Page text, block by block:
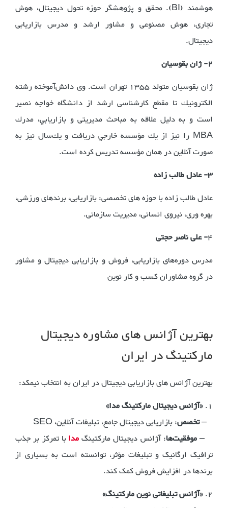
هوشمند (BI). محقق و پژوهشگر حوزه تحول دیجیتال، هوش
تجاری، هوش مصنوعی و مشاور ارشد و مدرس بازاریابی
دیجیتال.
2- ژان بقوسیان
ژان بقوسيان متولد 1355 تهران است. وی دانش‌آموخته رشته
الكترونيك تا مقطع کارشناسی ارشد از دانشگاه خواجه نصير
است و به دليل علاقه‌ به مباحث مديريتی و بازاريابي، مدرك
MBA را نيز از يك مؤسسه خارجي دريافت و يك‌سال نيز به
صورت آنلاين در همان مؤسسه تدريس كرده است.
3- عادل طالب زاده
عادل طالب زاده با حوزه های تخصصی: بازاریابی، برندهای ورزشی،
بهره وری، نیروی انسانی، مدیریت سازمانی.
4- علی ناصر حجتی
مدرس دوره‌های بازاریابی، فروش و بازاریابی دیجیتال و مشاور
در گروه مشاوران کسب و کار نوین
بهترین آژانس های مشاوره دیجیتال
مارکتینگ در ایران
بهترین آژانس های بازاریابی دیجیتال در ایران به انتخاب نیمکد:
1. «آژانس دیجیتال مارکتینگ مدا»
–تخصص: بازاریابی دیجیتال جامع، تبلیغات آنلاین، SEO
–موفقیت‌ها: آژانس دیجیتال مارکتینگمدابا تمرکز بر جذب
ترافیک ارگانیک و تبلیغات مؤثر، توانسته است به بسیاری از
برندها در افزایش فروش کمک کند.
2. «آژانس تبلیغاتی نوین مارکتینگ»